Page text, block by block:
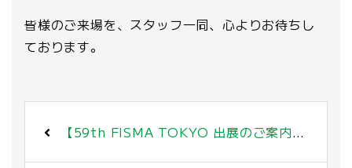
皆様のご来場を、スタッフ一同、心よりお待ちし
ております。
【59th FISMA TOKYO 出展のご案内(東京 有明)】2025年11月12日(水)～13日(木)